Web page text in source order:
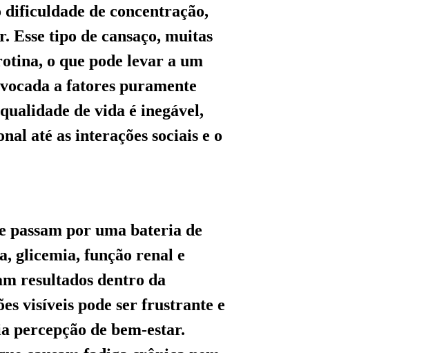
dificuldade de concentração,
Esse tipo de cansaço, muitas
o que pode levar a um
a fatores puramente
de vida é inegável,
até as interações sociais e o
passam por uma bateria de
glicemia, função renal e
resultados dentro da
visíveis pode ser frustrante e
de bem-estar.